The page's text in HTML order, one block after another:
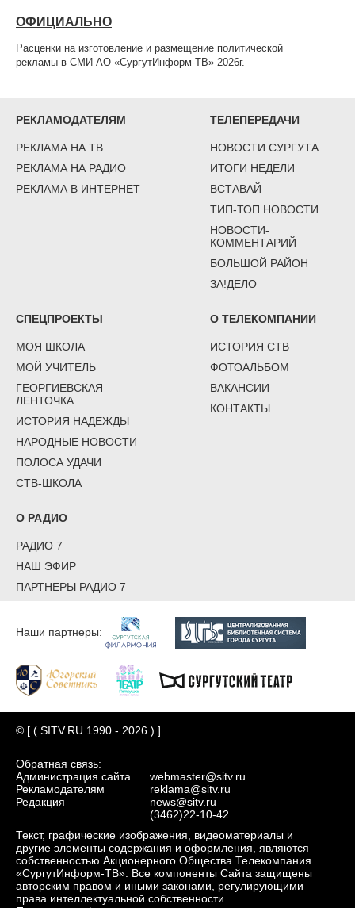
ОФИЦИАЛЬНО
Расценки на изготовление и размещение политической
рекламы в СМИ АО «СургутИнформ-ТВ» 2026г.
РЕКЛАМОДАТЕЛЯМ
РЕКЛАМА НА ТВ
РЕКЛАМА НА РАДИО
РЕКЛАМА В ИНТЕРНЕТ
ТЕЛЕПЕРЕДАЧИ
НОВОСТИ СУРГУТА
ИТОГИ НЕДЕЛИ
ВСТАВАЙ
ТИП-ТОП НОВОСТИ
НОВОСТИ-
КОММЕНТАРИЙ
БОЛЬШОЙ РАЙОН
ЗА!ДЕЛО
СПЕЦПРОЕКТЫ
МОЯ ШКОЛА
МОЙ УЧИТЕЛЬ
ГЕОРГИЕВСКАЯ
ЛЕНТОЧКА
ИСТОРИЯ НАДЕЖДЫ
НАРОДНЫЕ НОВОСТИ
ПОЛОСА УДАЧИ
СТВ-ШКОЛА
О ТЕЛЕКОМПАНИИ
ИСТОРИЯ СТВ
ФОТОАЛЬБОМ
ВАКАНСИИ
КОНТАКТЫ
О РАДИО
РАДИО 7
НАШ ЭФИР
ПАРТНЕРЫ РАДИО 7
Наши партнеры:
© [ ( SITV.RU 1990 - 2026 ) ]
Обратная связь:
Администрация сайта
Рекламодателям
Редакция
webmaster@sitv.ru
reklama@sitv.ru
news@sitv.ru
(3462)22-10-42
Текст, графические изображения, видеоматериалы и
другие элементы содержания и оформления, являются
собственностью Акционерного Общества Телекомпания
«СургутИнформ-ТВ». Все компоненты Сайта защищены
авторским правом и иными законами, регулирующими
права интеллектуальной собственности.